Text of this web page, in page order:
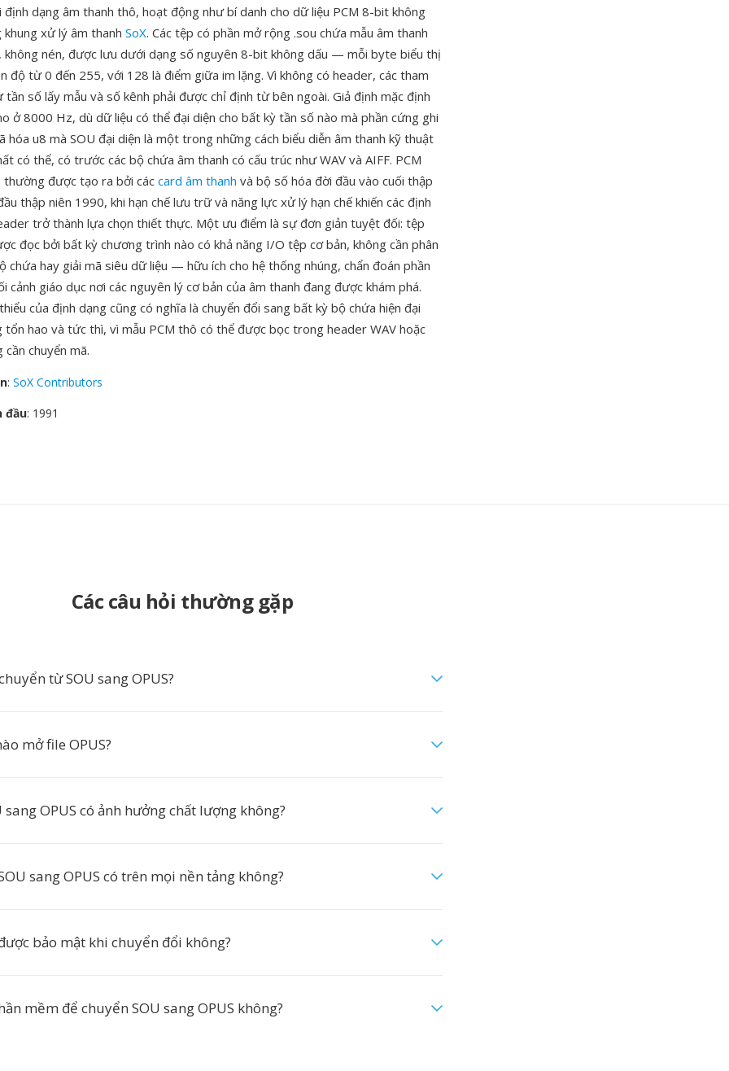
định dạng âm thanh thô, hoạt động như bí danh cho dữ liệu PCM 8-bit không
xử lý âm thanh SoX. Các tệp có phần mở rộng .sou chứa mẫu âm thanh
không nén, được lưu dưới dạng số nguyên 8-bit không dấu — mỗi byte biểu thị
độ từ 0 đến 255, với 128 là điểm giữa im lặng. Vì không có header, các tham
tần số lấy mẫu và số kênh phải được chỉ định từ bên ngoài. Giả định mặc định
ở 8000 Hz, dù dữ liệu có thể đại diện cho bất kỳ tần số nào mà phần cứng ghi
hóa u8 mà SOU đại diện là một trong những cách biểu diễn âm thanh kỹ thuật
có thể, có trước các bộ chứa âm thanh có cấu trúc như WAV và AIFF. PCM
thường được tạo ra bởi các card âm thanh và bộ số hóa đời đầu vào cuối thập
thập niên 1990, khi hạn chế lưu trữ và năng lực xử lý hạn chế khiến các định
trở thành lựa chọn thiết thực. Một ưu điểm là sự đơn giản tuyệt đối: tệp
đọc bởi bất kỳ chương trình nào có khả năng I/O tệp cơ bản, không cần phân
chứa hay giải mã siêu dữ liệu — hữu ích cho hệ thống nhúng, chẩn đoán phần
cảnh giáo dục nơi các nguyên lý cơ bản của âm thanh đang được khám phá.
của định dạng cũng có nghĩa là chuyển đổi sang bất kỳ bộ chứa hiện đại
tổn hao và tức thì, vì mẫu PCM thô có thể được bọc trong header WAV hoặc
cần chuyển mã.
: SoX Contributors
đầu: 1991
Các câu hỏi thường gặp
từ SOU sang OPUS?
mở file OPUS?
sang OPUS có ảnh hưởng chất lượng không?
sang OPUS có trên mọi nền tảng không?
bảo mật khi chuyển đổi không?
mềm để chuyển SOU sang OPUS không?